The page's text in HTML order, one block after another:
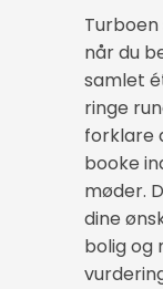
når du
samlet
ringe
forklare
booke
møder.
dine
bolig og